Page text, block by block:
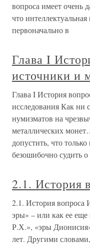
вопроса имеет очень
что
первоначально в
Глава I
источники и
Глава I История
исследования Как
нумизматов на
металлических
допустить, что
безошибочно судить
2.1. История
2.1. История вопроса
эры» – или как ее
Р.Х.», «эры
лет. Другими